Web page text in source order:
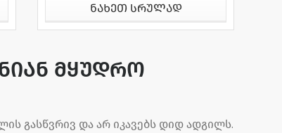
ნახეთ სრულად
მყუდრო
გასწვრივ და არ იკავებს დიდ ადგილს.